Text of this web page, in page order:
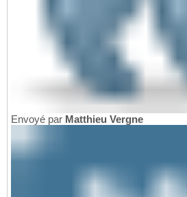
Envoyé par Matthieu Vergne